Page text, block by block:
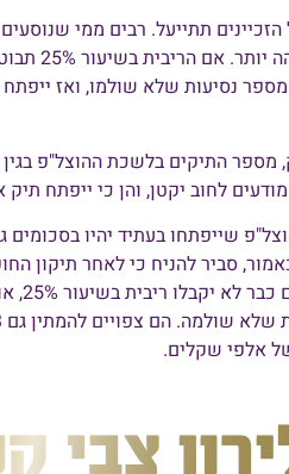
תתייעל. רבים ממי
פעמים בשנה,
נסיעות שלא שולמו, ואז
התיקים בלשכת ההוצל"פ בגין
לחוב יקטן, והן כי ייפתח
שייפתחו בעתיד יהיו בסכומים
הסכום החציוני הוא 818 ₪ כאמור, סביר להניח כי
גבוה.
אלפי שקלים.